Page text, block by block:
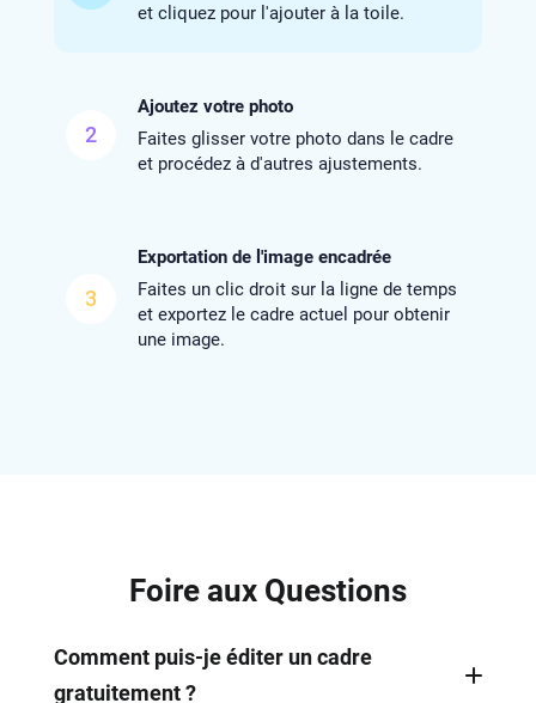
et cliquez pour l'ajouter à la toile.
2
Ajoutez votre photo
Faites glisser votre photo dans le cadre
et procédez à d'autres ajustements.
3
Exportation de l'image encadrée
Faites un clic droit sur la ligne de temps
et exportez le cadre actuel pour obtenir
une image.
Foire aux Questions
Comment puis-je éditer un cadre
gratuitement ?